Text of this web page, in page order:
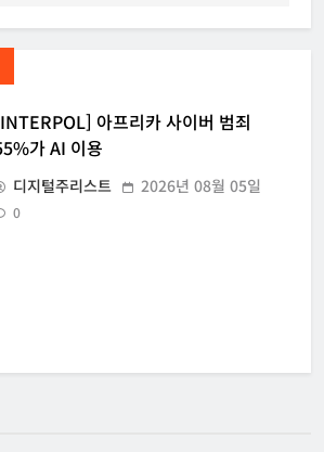
아프리카 사이버 범죄
가 AI 이용
디지털주리스트 2026년 08월 05일
0